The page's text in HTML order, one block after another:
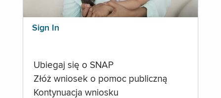
Sign In
Ubiegaj się o SNAP
Złóż wniosek o pomoc publiczną
Kontynuacja wniosku